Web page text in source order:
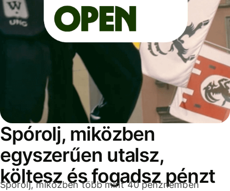
Spórolj, miközben
egyszerűen utalsz,
költesz és fogadsz pénzt
Spórolj, miközben több mint 40 pénznemben